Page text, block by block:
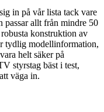
in på vår lista tack vare
passar allt från mindre 50
konstruktion av
tydlig modellinformation,
helt säker på
styrstag bäst i test,
väga in.